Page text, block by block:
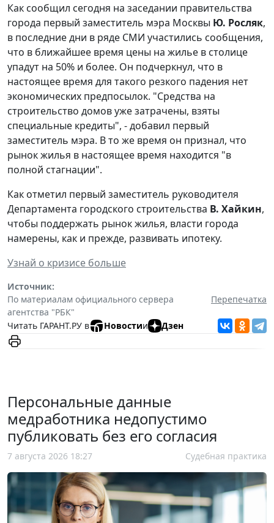
Как сообщил сегодня на заседании правительства
города первый заместитель мэра Москвы Ю. Росляк,
в последние дни в ряде СМИ участились сообщения,
что в ближайшее время цены на жилье в столице
упадут на 50% и более. Он подчеркнул, что в
настоящее время для такого резкого падения нет
экономических предпосылок. "Средства на
строительство домов уже затрачены, взяты
специальные кредиты", - добавил первый
заместитель мэра. В то же время он признал, что
рынок жилья в настоящее время находится "в
полной стагнации".
Как отметил первый заместитель руководителя
Департамента городского строительства В. Хайкин,
чтобы поддержать рынок жилья, власти города
намерены, как и прежде, развивать ипотеку.
Узнай о кризисе больше
Источник:
По материалам официального сервера
агентства "РБК"
Перепечатка
Читать ГАРАНТ.РУ в Новостии Дзен
Персональные данные
медработника недопустимо
публиковать без его согласия
7 августа 2026 18:27 Судебная практика